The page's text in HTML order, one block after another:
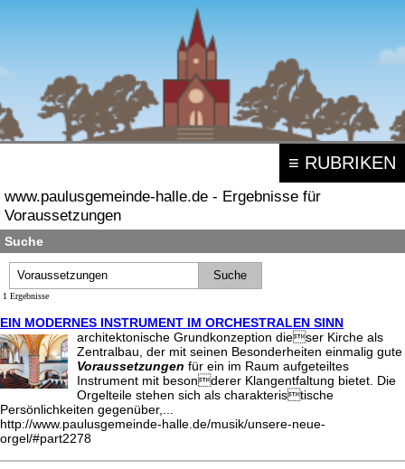
≡ RUBRIKEN
www.paulusgemeinde-halle.de - Ergebnisse für
Voraussetzungen
Suche
1 Ergebnisse
EIN MODERNES INSTRUMENT IM ORCHESTRALEN SINN
architektonische Grundkonzeption dieser Kirche als
Zentralbau, der mit seinen Besonderheiten einmalig gute
Voraussetzungen für ein im Raum aufgeteiltes
Instrument mit besonderer Klangentfaltung bietet. Die
Orgelteile stehen sich als charakteristische
Persönlichkeiten gegenüber,...
http://www.paulusgemeinde-halle.de/musik/unsere-neue-
orgel/#part2278